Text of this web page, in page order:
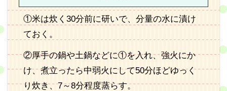
①米は炊く30分前に研いで、分量の水に漬け
ておく。
②厚手の鍋や土鍋などに①を入れ、強火にか
け、煮立ったら中弱火にして50分ほどゆっく
り炊き、7～8分程度蒸らす。